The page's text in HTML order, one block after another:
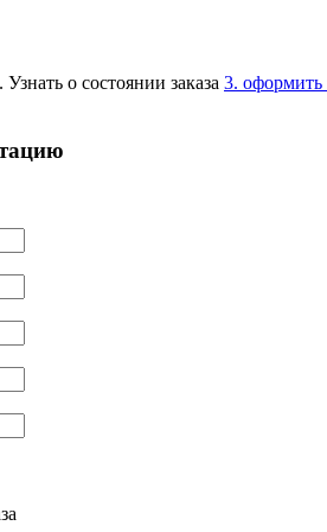
Узнать о состоянии заказа 3. оформить